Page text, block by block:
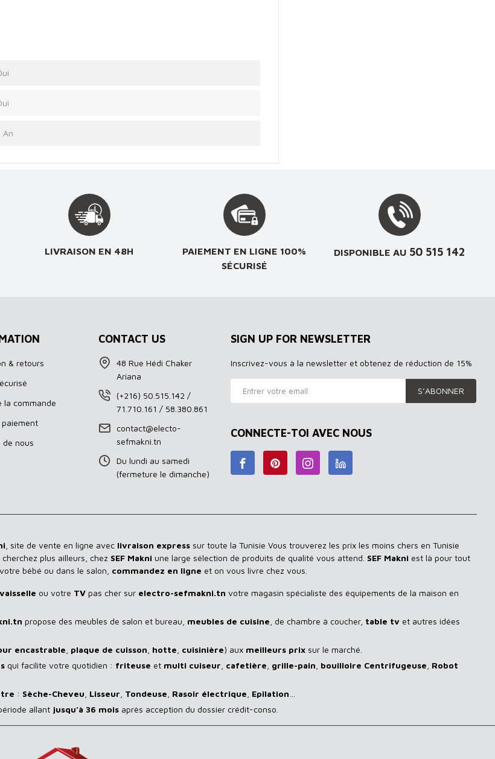
An
LIVRAISON EN 48H
PAIEMENT EN LIGNE 100%
SÉCURISÉ
DISPONIBLE AU 50 515 142
& retours
la commande
paiement
de nous
CONTACT US
48 Rue Hédi Chaker
Ariana
(+216) 50.515.142 /
71.710.161 / 58.380.861
contact@electo-
sefmakni.tn
Du lundi au samedi
(fermeture le dimanche)
SIGN UP FOR NEWSLETTER
Inscrivez-vous à la newsletter et obtenez de réduction de 15%
S’ABONNER
CONNECTE-TOI AVEC NOUS
, site de vente en ligne avec livraison express sur toute la Tunisie Vous trouverez les prix les moins chers en Tunisie
plus ailleurs, chez SEF Makni une large sélection de produits de qualité vous attend. SEF Makni est là pour tout
bébé ou dans le salon, commandez en ligne et on vous livre chez vous.
ou votre TV pas cher sur electro-sefmakni.tn votre magasin spécialiste des équipements de la maison en
propose des meubles de salon et bureau, meubles de cuisine , de chambre à coucher, table tv et autres idées
encastrable plaque de cuisson hotte cuisinière) aux meilleurs prix sur le marché.
qui facilite votre quotidien : friteuse et multi cuiseur cafetière grille-pain bouilloire Centrifugeuse Robot
: Sèche-Cheveu Lisseur Tondeuse Rasoir électrique Epilation
allant jusqu’à 36 mois après acception du dossier crédit-conso.